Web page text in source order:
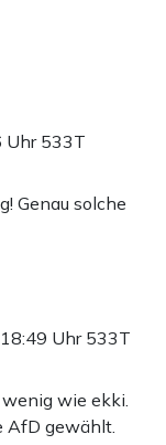
Uhr 533T
Genau solche
Uhr 533T
wenig wie ekki.
AfD gewählt.